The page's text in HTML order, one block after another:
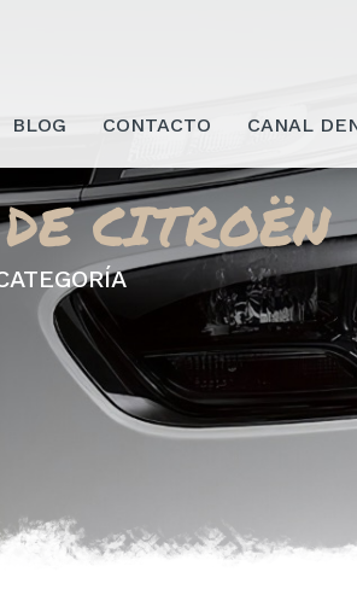
BLOG CONTACTO CANAL
CITROËN